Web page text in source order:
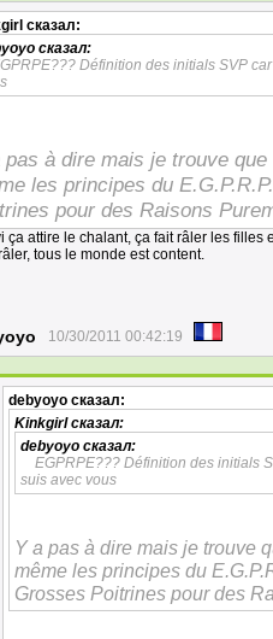
сказал:
сказал:
Définition des initials SVP
pas à dire mais je trouve
les principes du
pour des Raisons
ça attire le chalant, ça fait râler les
tous le monde est content.
10/30/2011 00:42:19
debyoyo сказал:
Kinkgirlсказал:
debyoyo сказал:
EGPRPE??? Définition des initials
suis avec vous
Y a pas à dire mais je trouve
même les principes du
Grosses Poitrines pour des